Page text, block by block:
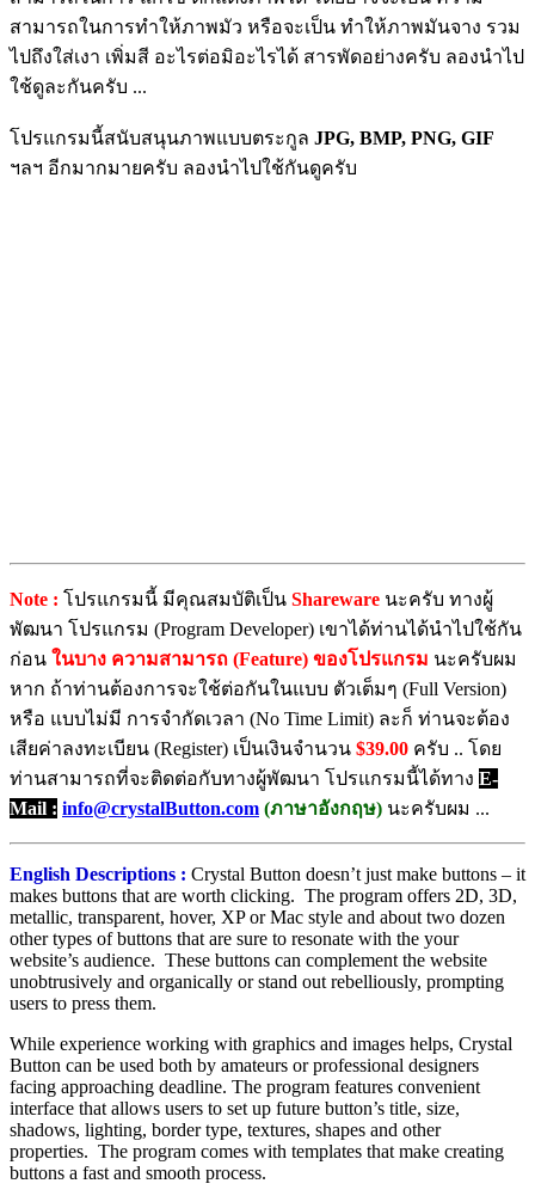
สามารถในการทำให้ภาพมัว หรือจะเป็น ทำให้ภาพมันจาง รวม
ไปถึงใส่เงา เพิ่มสี อะไรต่อมิอะไรได้ สารพัดอย่างครับ ลองนำไป
ใช้ดูละกันครับ ...
โปรแกรมนี้สนับสนุนภาพแบบตระกูล JPG, BMP, PNG, GIF
ฯลฯ อีกมากมายครับ ลองนำไปใช้กันดูครับ
Note : โปรแกรมนี้ มีคุณสมบัติเป็น Shareware นะครับ ทางผู้
พัฒนา โปรแกรม (Program Developer) เขาได้ท่านได้นำไปใช้กัน
ก่อน ในบาง ความสามารถ (Feature) ของโปรแกรม นะครับผม
หาก ถ้าท่านต้องการจะใช้ต่อกันในแบบ ตัวเต็มๆ (Full Version)
หรือ แบบไม่มี การจำกัดเวลา (No Time Limit) ละก็ ท่านจะต้อง
เสียค่าลงทะเบียน (Register) เป็นเงินจำนวน $39.00 ครับ .. โดย
ท่านสามารถที่จะติดต่อกับทางผู้พัฒนา โปรแกรมนี้ได้ทาง E-
Mail : info@crystalButton.com (ภาษาอังกฤษ) นะครับผม ...
English Descriptions : Crystal Button doesn’t just make buttons – it
makes buttons that are worth clicking. The program offers 2D, 3D,
metallic, transparent, hover, XP or Mac style and about two dozen
other types of buttons that are sure to resonate with the your
website’s audience. These buttons can complement the website
unobtrusively and organically or stand out rebelliously, prompting
users to press them.
While experience working with graphics and images helps, Crystal
Button can be used both by amateurs or professional designers
facing approaching deadline. The program features convenient
interface that allows users to set up future button’s title, size,
shadows, lighting, border type, textures, shapes and other
properties. The program comes with templates that make creating
buttons a fast and smooth process.